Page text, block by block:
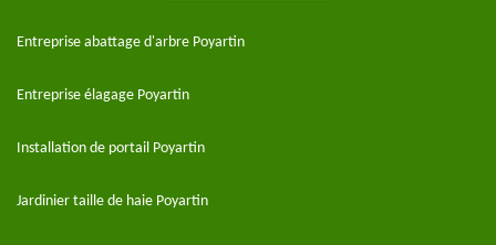
Entreprise abattage d'arbre Poyartin
Entreprise élagage Poyartin
Installation de portail Poyartin
Jardinier taille de haie Poyartin